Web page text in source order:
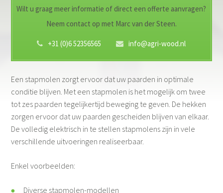
Wilt u graag meer informatie of direct een offerte aanvragen?
Neem contact op met Marc van der Steen.
+31 (0)6 52356565 info@agri-wood.nl
Een stapmolen zorgt ervoor dat uw paarden in optimale
conditie blijven. Met een stapmolen is het mogelijk om twee
tot zes paarden tegelijkertijd beweging te geven. De hekken
zorgen ervoor dat uw paarden gescheiden blijven van elkaar.
De volledig elektrisch in te stellen stapmolens zijn in vele
verschillende uitvoeringen realiseerbaar.
Enkel voorbeelden:
Diverse stapmolen-modellen